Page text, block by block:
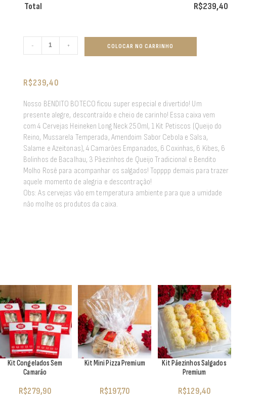
Total R$239,40
- + COLOCAR NO CARRINHO
R$239,40
Nosso BENDITO BOTECO ficou super especial e divertido! Um
presente alegre, descontraído e cheio de carinho! Essa caixa vem
com 4 Cervejas Heineken Long Neck 250ml, 1 Kit Petiscos (Queijo do
Reino, Mussarela Temperada, Amendoim Sabor Cebola e Salsa,
Salame e Azeitonas), 4 Camarões Empanados, 6 Coxinhas, 6 Kibes, 6
Bolinhos de Bacalhau, 3 Pãezinhos de Queijo Tradicional e Bendito
Molho Rosê para acompanhar os salgados! Topppp demais para trazer
aquele momento de alegria e descontração!
Obs: As cervejas vão em temperatura ambiente para que a umidade
não molhe os produtos da caixa.
Kit Congelados Sem
Camarão
R$279,90
Kit Mini Pizza Premium
R$197,70
Kit Pãezinhos Salgados
Premium
R$129,40